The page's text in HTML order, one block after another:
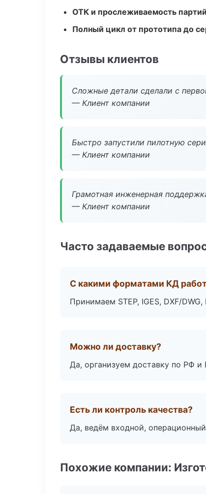
ОТК и прослеживаемость
Полный цикл от прототипа до
Отзывы клиентов
Сложные детали сделали с
— Клиент компании
Быстро запустили пилотную
— Клиент компании
Грамотная инженерная
— Клиент компании
Часто задаваемые
С какими форматами КД
Принимаем STEP, IGES, DXF/
Можно ли доставку?
Да, организуем доставку по РФ
Есть ли контроль качества?
Да, ведём входной,
Похожие компании: